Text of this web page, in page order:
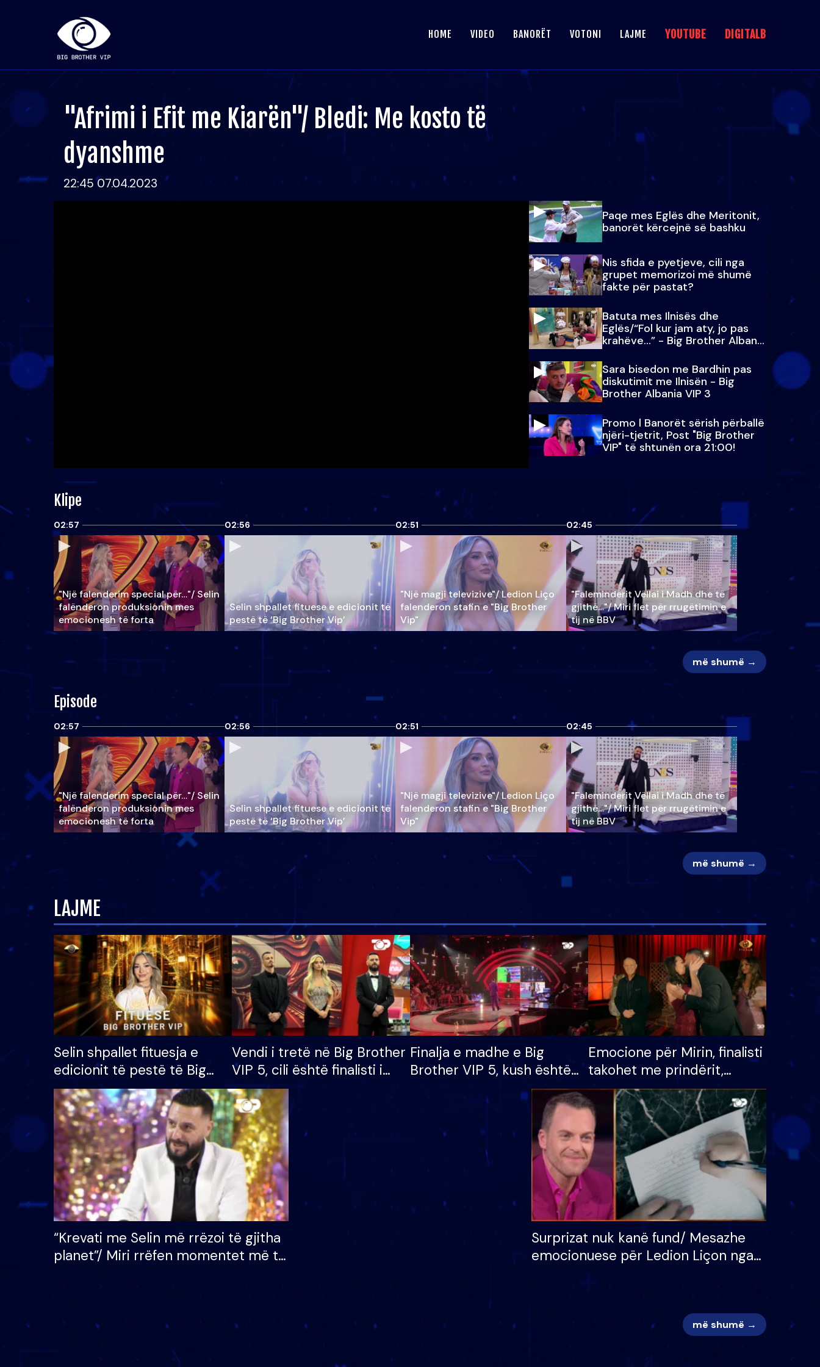
HOME VIDEO BANORËT VOTONI LAJME YOUTUBE DIGITALB
"Afrimi i Efit me Kiarën"/ Bledi: Me kosto të
dyanshme
22:45 07.04.2023
Paqe mes Eglës dhe Meritonit,
banorët kërcejnë së bashku
Nis sfida e pyetjeve, cili nga
grupet memorizoi më shumë
fakte për pastat?
Batuta mes Ilnisës dhe
Eglës/“Fol kur jam aty, jo pas
krahëve…” - Big Brother Albania
VIP 3
Sara bisedon me Bardhin pas
diskutimit me Ilnisën - Big
Brother Albania VIP 3
Promo l Banorët sërish përballë
njëri-tjetrit, Post "Big Brother
VIP" të shtunën ora 21:00!
Klipe
02:57
"Një falenderim special për…"/ Selin
falënderon produksionin mes
emocionesh të forta
02:56
Selin shpallet fituese e edicionit të
pestë të ‘Big Brother Vip’
02:51
"Një magji televizive"/ Ledion Liço
falenderon stafin e "Big Brother
Vip"
02:45
"Faleminderit Vëllai i Madh dhe të
gjithë…"/ Miri flet për rrugëtimin e
tij në BBV
më shumë →
Episode
02:57
"Një falenderim special për…"/ Selin
falënderon produksionin mes
emocionesh të forta
02:56
Selin shpallet fituese e edicionit të
pestë të ‘Big Brother Vip’
02:51
"Një magji televizive"/ Ledion Liço
falenderon stafin e "Big Brother
Vip"
02:45
"Faleminderit Vëllai i Madh dhe të
gjithë…"/ Miri flet për rrugëtimin e
tij në BBV
më shumë →
LAJME
Selin shpallet fituesja e
edicionit të pestë të Big
Brother VIP, rrëmben
çmimin e madh prej 100
mijë eurosh
Vendi i tretë në Big Brother
VIP 5, cili është finalisti i
radhës që lë shtëpinë
Finalja e madhe e Big
Brother VIP 5, kush është
banori i parë që lë shtëpinë
dhe humb mundësinë për
të fituar çmimin e madh
Emocione për Mirin, finalisti
takohet me prindërit,
vajzën dhe bashkëshorten:
S’kemi ndonjë letër divorci
apo jo?
“Krevati me Selin më rrëzoi të gjitha
planet”/ Miri rrëfen momentet më të
mungojë zilja e mëngjesit kur…
Surprizat nuk kanë fund/ Mesazhe
emocionuese për Ledion Liçon nga
më shumë →